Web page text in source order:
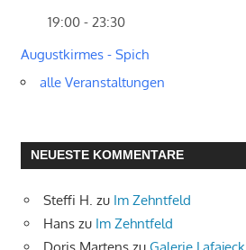
19:00 - 23:30
Augustkirmes - Spich
alle Veranstaltungen
NEUESTE KOMMENTARE
Steffi H. zu Im Zehntfeld
Hans zu Im Zehntfeld